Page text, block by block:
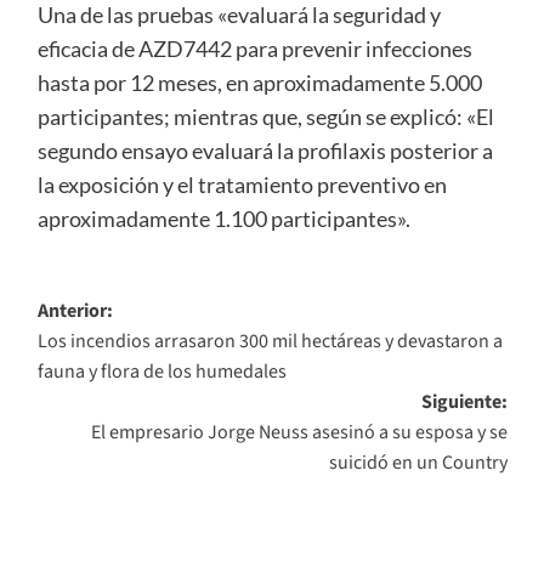
Una de las pruebas «evaluará la seguridad y
eficacia de AZD7442 para prevenir infecciones
hasta por 12 meses, en aproximadamente 5.000
participantes; mientras que, según se explicó: «El
segundo ensayo evaluará la profilaxis posterior a
la exposición y el tratamiento preventivo en
aproximadamente 1.100 participantes».
Navegación
de
entradas
Anterior:
Los incendios arrasaron 300 mil hectáreas y devastaron a
fauna y flora de los humedales
Siguiente:
El empresario Jorge Neuss asesinó a su esposa y se
suicidó en un Country